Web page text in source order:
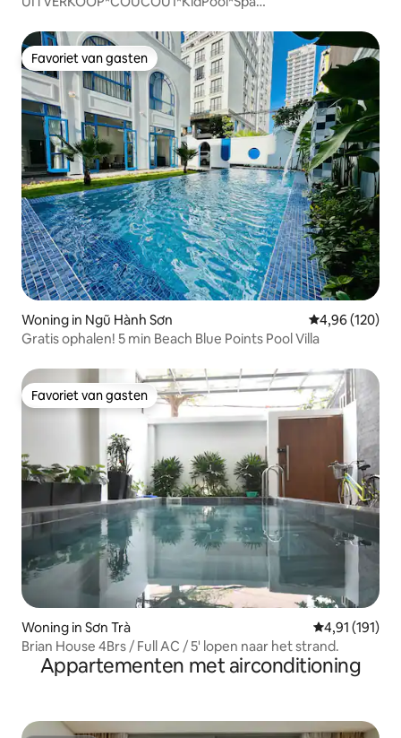
Favoriet van gasten
Favoriet van gasten
Woning in Ngũ Hành Sơn Gemiddelde
4,96 (120)
Gratis ophalen! 5 min Beach Blue Points Pool Villa
Favoriet van gasten
Favoriet van gasten
Woning in Sơn Trà Gemiddelde
4,91 (191)
Brian House 4Brs / Full AC / 5' lopen naar het strand.
Appartementen met airconditioning